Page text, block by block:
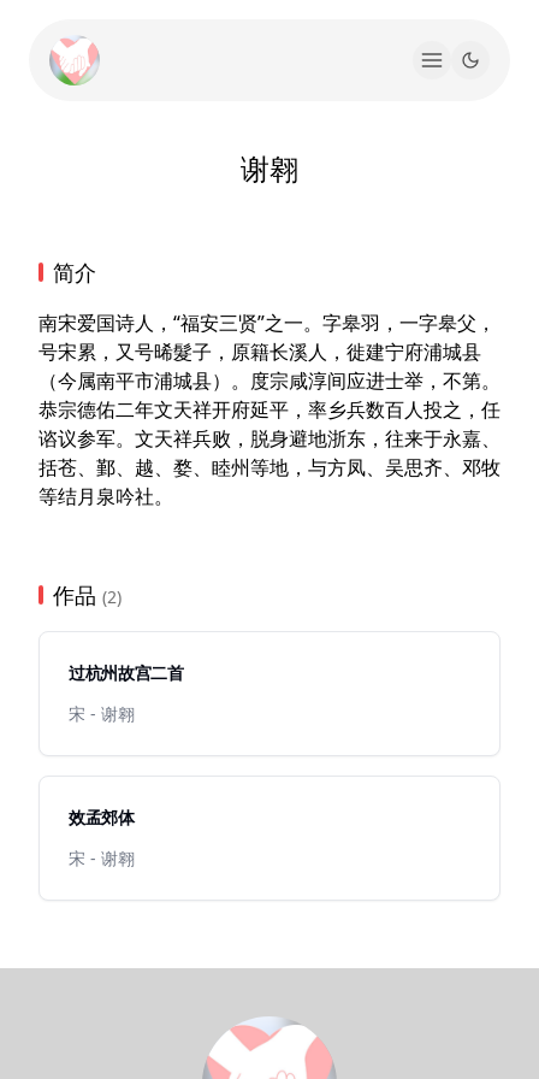
谢翱
简介
南宋爱国诗人，“福安三贤”之一。字皋羽，一字皋父，
号宋累，又号晞髮子，原籍长溪人，徙建宁府浦城县
（今属南平市浦城县）。度宗咸淳间应进士举，不第。
恭宗德佑二年文天祥开府延平，率乡兵数百人投之，任
谘议参军。文天祥兵败，脱身避地浙东，往来于永嘉、
括苍、鄞、越、婺、睦州等地，与方凤、吴思齐、邓牧
等结月泉吟社。
作品 (2)
过杭州故宫二首
宋 - 谢翱
效孟郊体
宋 - 谢翱